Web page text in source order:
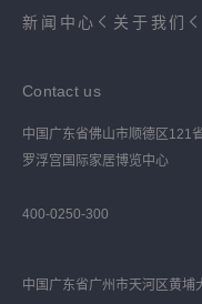
新闻中心
关于我们
Contact us
中国广东省佛山市顺德区121
罗浮宫国际家居博览中心
400-0250-300
中国广东省广州市天河区黄埔